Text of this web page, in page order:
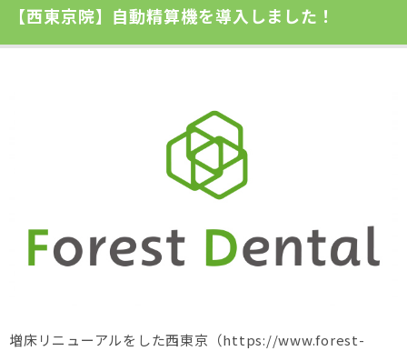
【西東京院】自動精算機を導入しました！
増床リニューアルをした西東京（https://www.forest-